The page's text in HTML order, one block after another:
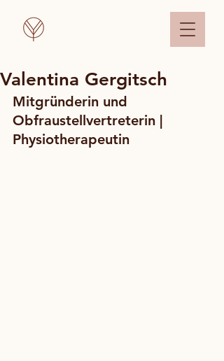
Valentina Gergitsch
Mitgründerin und
Obfraustellvertreterin |
Physiotherapeutin